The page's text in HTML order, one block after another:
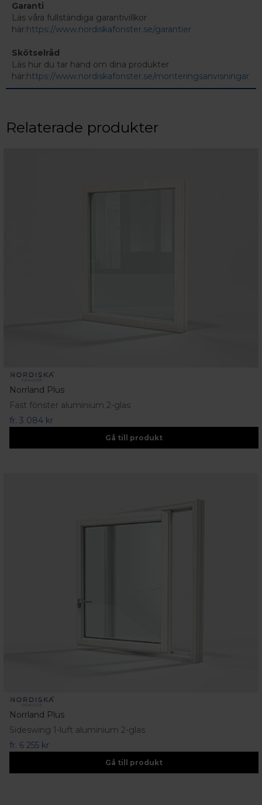
Garanti
Läs våra fullständiga garantivillkor
här:https://www.nordiskafonster.se/garantier
Skötselråd
Läs hur du tar hand om dina produkter
här:https://www.nordiskafonster.se/monteringsanvisningar
Relaterade produkter
Norrland Plus
Fast fönster aluminium 2-glas
fr. 3 084 kr
Gå till produkt
Norrland Plus
Sideswing 1-luft aluminium 2-glas
fr. 6 255 kr
Gå till produkt